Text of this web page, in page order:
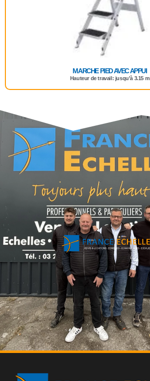
MARCHE PIED AVEC APPUI
Hauteur de travail: jusqu’à 3.15 m